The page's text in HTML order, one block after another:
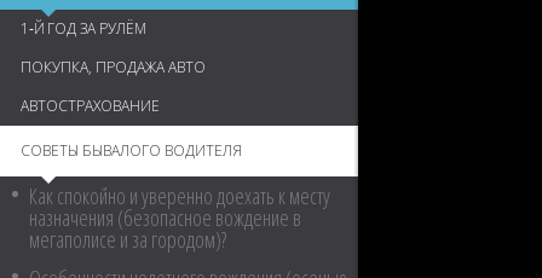
1‑Й ГОД ЗА РУЛЁМ
ПОКУПКА, ПРОДАЖА АВТО
АВТОСТРАХОВАНИЕ
СОВЕТЫ БЫВАЛОГО ВОДИТЕЛЯ
Как спокойно и уверенно доехать к месту
назначения (безопасное вождение в
мегаполисе и за городом)?